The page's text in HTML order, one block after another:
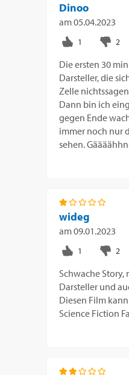
Dinoo
am05.04.2023
Die ersten 30
Darsteller, die
Zelle
Dann bin ich
gegen Ende
immer noch nur
sehen.
wideg
am09.01.2023
Schwache
Darsteller und
Diesen Film
Science Fiction